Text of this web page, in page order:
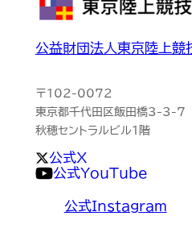
公益財団法人東京陸上競
〒102-0072
東京都千代田区飯田橋3-3-7
秋穂セントラルビル1階
公式X
公式YouTube
公式Instagram